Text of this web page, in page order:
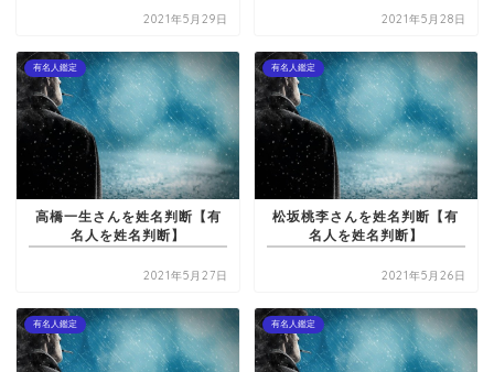
2021年5月29日 2021年5月28日
有名人鑑定
高橋一生さんを姓名判断【有
名人を姓名判断】
2021年5月27日
有名人鑑定
松坂桃李さんを姓名判断【有
名人を姓名判断】
2021年5月26日
有名人鑑定 有名人鑑定